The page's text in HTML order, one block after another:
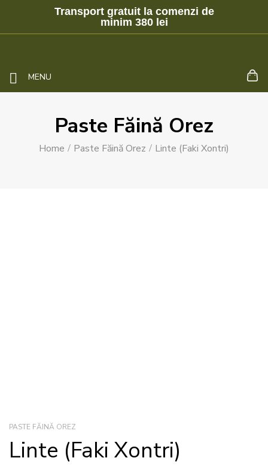
Transport gratuit la comenzi de
minim 380 lei
MENU
Paste Făină Orez
Home Paste Făină Orez Linte (faki Xontri)
PASTE FĂINĂ OREZ
Linte (faki Xontri)